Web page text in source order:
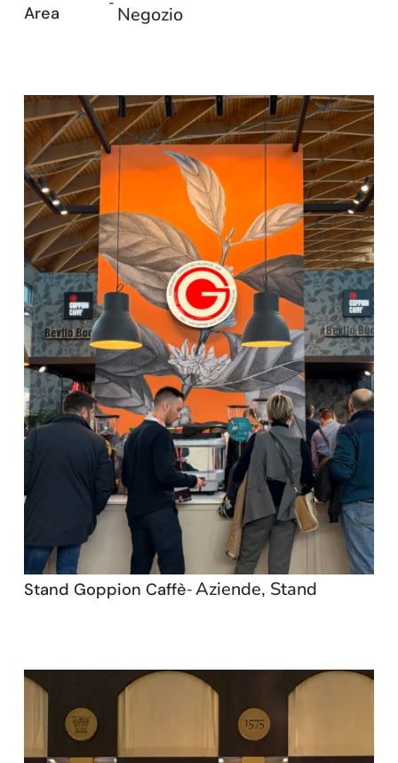
Area
Negozio
Stand Goppion Caffè-Aziende, Stand